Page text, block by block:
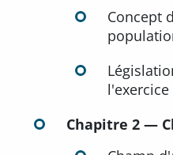
Concept
Chapitre 2 —